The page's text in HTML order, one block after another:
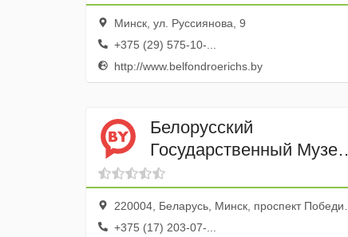
Рерихов
Минск, ул. Руссиянова, 9
+375 (29) 575-10-...
http://www.belfondroerichs.by
Белорусский
Государственный Музей
Истории Великой
Отечественной Войны
220004, Беларусь, Минск, проспект Победителей, 8
+375 (17) 203-07-...